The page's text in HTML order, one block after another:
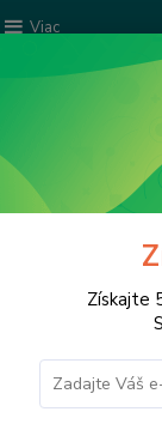
Viac
Získajte